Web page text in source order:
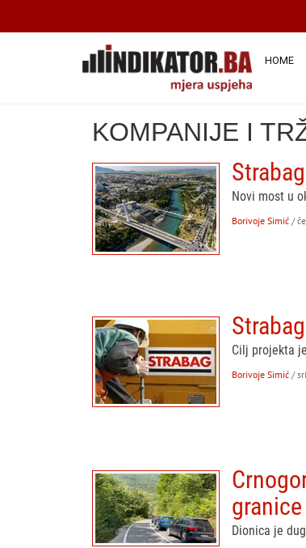
HOME
KOMPANIJE I
Novi most u
Borivoje Simić /
Cilj projekta
Borivoje Simić /
granice
Dionica je